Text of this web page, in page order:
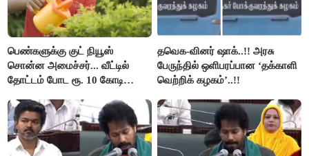
பெண்களுக்கு குட் நியூஸ்
சொன்ன அமைச்சர்... வீட்டில்
தோட்டம் போட ரூ. 10 கோடி
தவெக-வினர் ஷாக்..!! அரசு
பேருந்தில் ஒளிபரப்பான ‘தக்காளி
வெற்றிக் கழகம்’..!!